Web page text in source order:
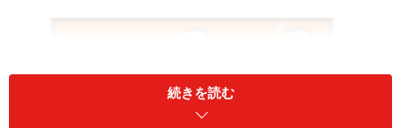
続きを読む